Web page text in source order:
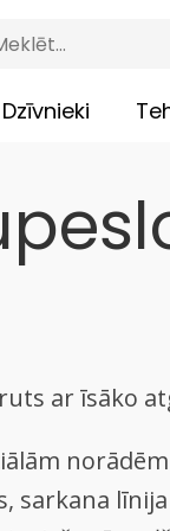
Dzīvnieki
ar īsāko
sarkana